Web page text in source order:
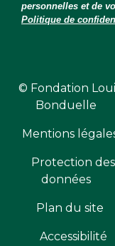
personnelles et de
Politique de
© Fondation
Bonduelle
Mentions
Protection des
données
Plan du site
Accessibilité